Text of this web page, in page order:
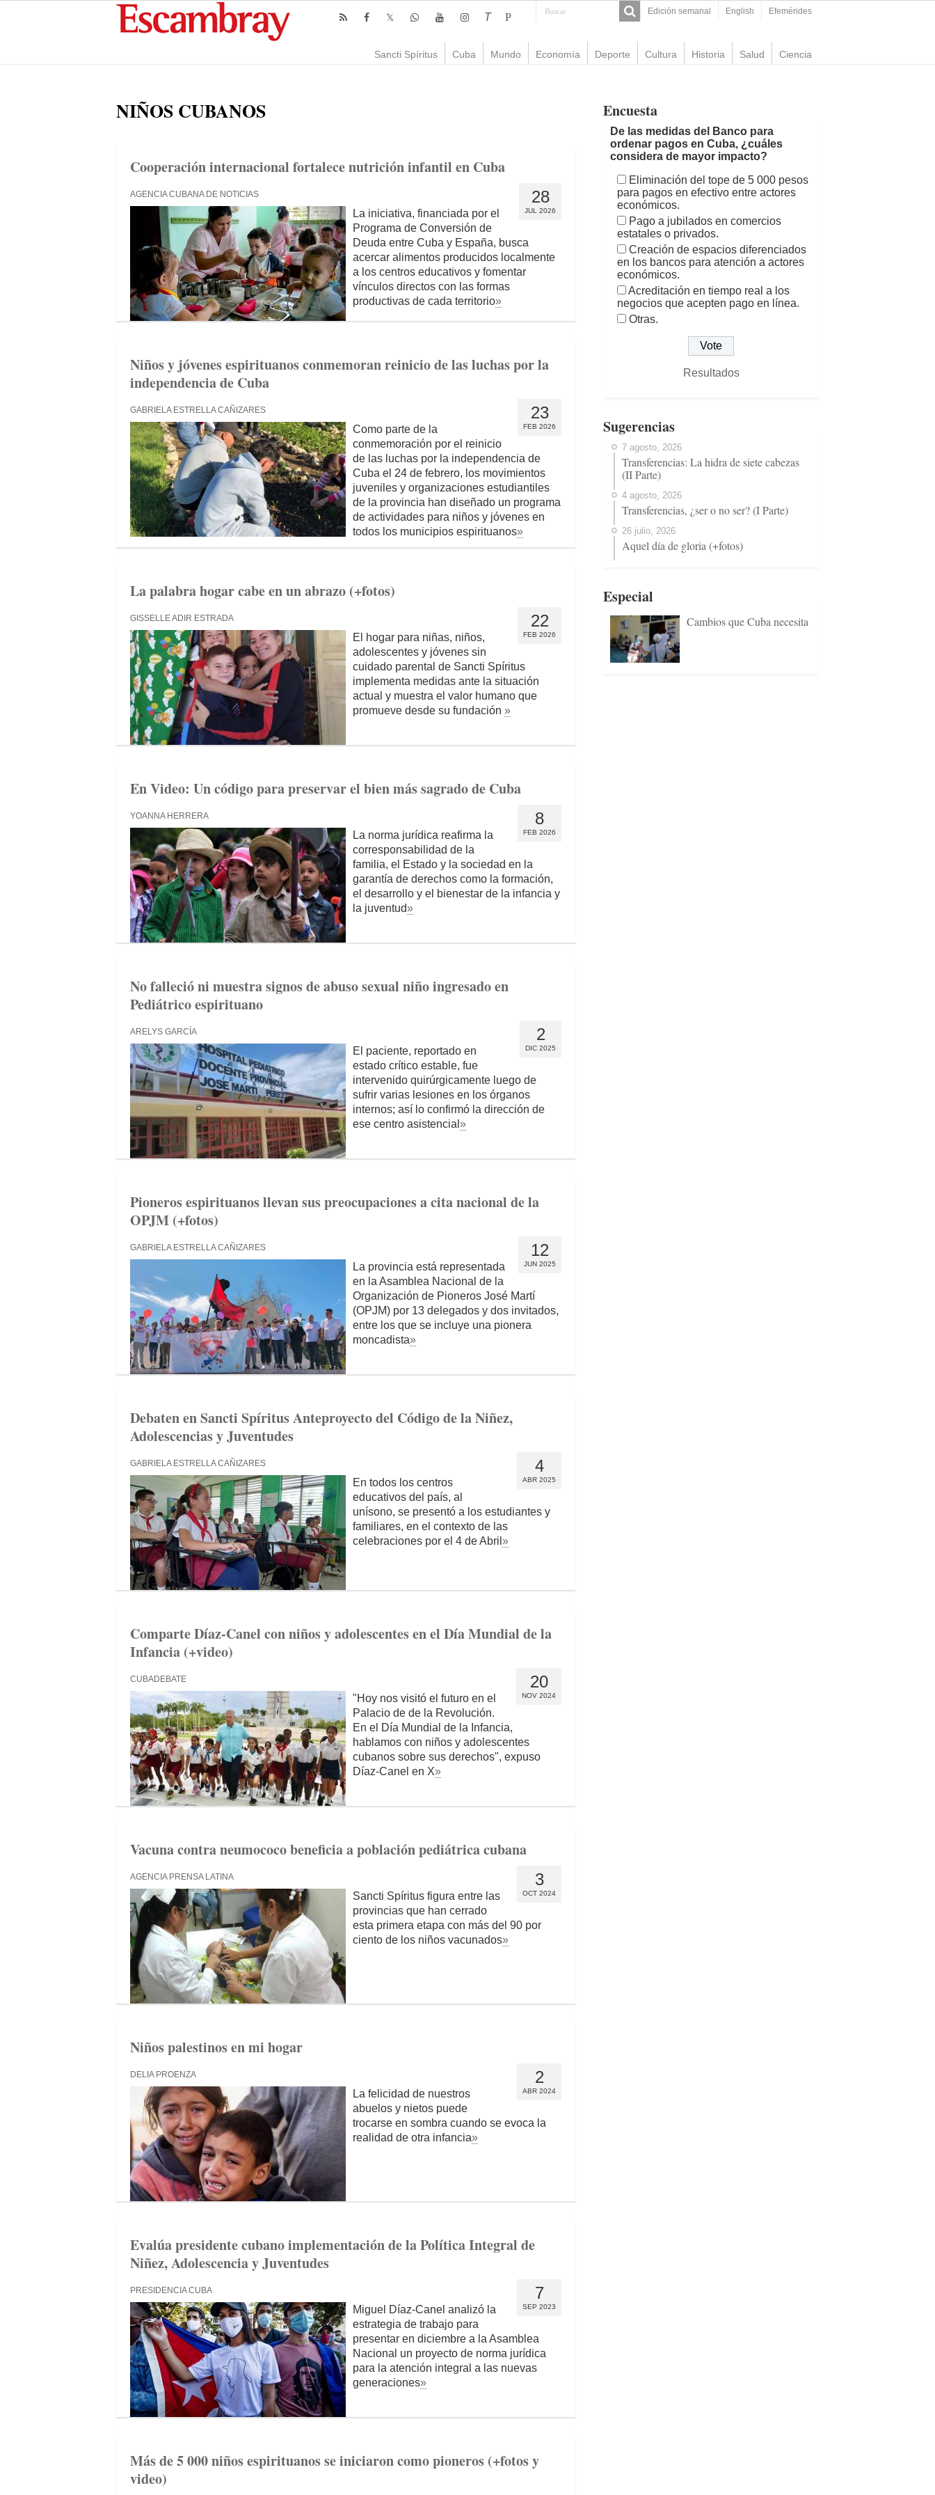
Edición semanal English Efemérides
T P
Sancti Spíritus Cuba Mundo Economía Deporte Cultura Historia Salud Ciencia
NIÑOS CUBANOS
Cooperación internacional fortalece nutrición infantil en Cuba
28
JUL 2026
AGENCIA CUBANA DE NOTICIAS
La iniciativa, financiada por el
Programa de Conversión de
Deuda entre Cuba y España, busca
acercar alimentos producidos localmente
a los centros educativos y fomentar
vínculos directos con las formas
productivas de cada territorio»
Niños y jóvenes espirituanos conmemoran reinicio de las luchas por la
independencia de Cuba
23
FEB 2026
GABRIELA ESTRELLA CAÑIZARES
Como parte de la
conmemoración por el reinicio
de las luchas por la independencia de
Cuba el 24 de febrero, los movimientos
juveniles y organizaciones estudiantiles
de la provincia han diseñado un programa
de actividades para niños y jóvenes en
todos los municipios espirituanos»
La palabra hogar cabe en un abrazo (+fotos)
22
FEB 2026
GISSELLE ADIR ESTRADA
El hogar para niñas, niños,
adolescentes y jóvenes sin
cuidado parental de Sancti Spíritus
implementa medidas ante la situación
actual y muestra el valor humano que
promueve desde su fundación »
En Video: Un código para preservar el bien más sagrado de Cuba
8
FEB 2026
YOANNA HERRERA
La norma jurídica reafirma la
corresponsabilidad de la
familia, el Estado y la sociedad en la
garantía de derechos como la formación,
el desarrollo y el bienestar de la infancia y
la juventud»
No falleció ni muestra signos de abuso sexual niño ingresado en
Pediátrico espirituano
2
DIC 2025
ARELYS GARCÍA
El paciente, reportado en
estado crítico estable, fue
intervenido quirúrgicamente luego de
sufrir varias lesiones en los órganos
internos; así lo confirmó la dirección de
ese centro asistencial »
Pioneros espirituanos llevan sus preocupaciones a cita nacional de la
OPJM (+fotos)
12
JUN 2025
GABRIELA ESTRELLA CAÑIZARES
La provincia está representada
en la Asamblea Nacional de la
Organización de Pioneros José Martí
(OPJM) por 13 delegados y dos invitados,
entre los que se incluye una pionera
moncadista»
Debaten en Sancti Spíritus Anteproyecto del Código de la Niñez,
Adolescencias y Juventudes
4
ABR 2025
GABRIELA ESTRELLA CAÑIZARES
En todos los centros
educativos del país, al
unísono, se presentó a los estudiantes y
familiares, en el contexto de las
celebraciones por el 4 de Abril »
Comparte Díaz-Canel con niños y adolescentes en el Día Mundial de la
Infancia (+video)
20
NOV 2024
CUBADEBATE
"Hoy nos visitó el futuro en el
Palacio de de la Revolución.
En el Día Mundial de la Infancia,
hablamos con niños y adolescentes
cubanos sobre sus derechos", expuso
Díaz-Canel en X»
Vacuna contra neumococo beneficia a población pediátrica cubana
3
OCT 2024
AGENCIA PRENSA LATINA
Sancti Spíritus figura entre las
provincias que han cerrado
esta primera etapa con más del 90 por
ciento de los niños vacunados»
Niños palestinos en mi hogar
2
ABR 2024
DELIA PROENZA
La felicidad de nuestros
abuelos y nietos puede
trocarse en sombra cuando se evoca la
realidad de otra infancia»
Evalúa presidente cubano implementación de la Política Integral de
Niñez, Adolescencia y Juventudes
7
SEP 2023
PRESIDENCIA CUBA
Miguel Díaz-Canel analizó la
estrategia de trabajo para
presentar en diciembre a la Asamblea
Nacional un proyecto de norma jurídica
para la atención integral a las nuevas
generaciones»
Más de 5 000 niños espirituanos se iniciaron como pioneros (+fotos y
video)
Encuesta
De las medidas del Banco para
ordenar pagos en Cuba, ¿cuáles
considera de mayor impacto?
Eliminación del tope de 5 000 pesos
para pagos en efectivo entre actores
económicos.
Pago a jubilados en comercios
estatales o privados.
Creación de espacios diferenciados
en los bancos para atención a actores
económicos.
Acreditación en tiempo real a los
negocios que acepten pago en línea.
Otras.
Resultados
Sugerencias
7 agosto, 2026
Transferencias: La hidra de siete cabezas
(II Parte)
4 agosto, 2026
Transferencias, ¿ser o no ser? (I Parte)
26 julio, 2026
Aquel día de gloria (+fotos)
Especial
Cambios que Cuba necesita